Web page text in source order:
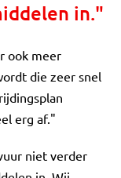
in."
ook meer
die zeer snel
erg af."
niet verder